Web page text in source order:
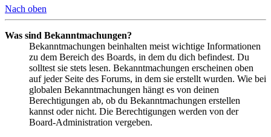
Nach oben
Was sind Bekanntmachungen?
Bekanntmachungen beinhalten meist wichtige Informationen
zu dem Bereich des Boards, in dem du dich befindest. Du
solltest sie stets lesen. Bekanntmachungen erscheinen oben
auf jeder Seite des Forums, in dem sie erstellt wurden. Wie bei
globalen Bekanntmachungen hängt es von deinen
Berechtigungen ab, ob du Bekanntmachungen erstellen
kannst oder nicht. Die Berechtigungen werden von der
Board-Administration vergeben.